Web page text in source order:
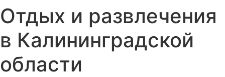
Отдых и развлечения
в Калининградской
области